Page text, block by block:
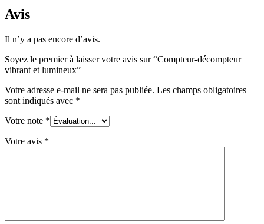
Avis
Il n’y a pas encore d’avis.
Soyez le premier à laisser votre avis sur “Compteur-décompteur
vibrant et lumineux”
Votre adresse e-mail ne sera pas publiée. Les champs obligatoires
sont indiqués avec *
Votre note *
Votre avis *